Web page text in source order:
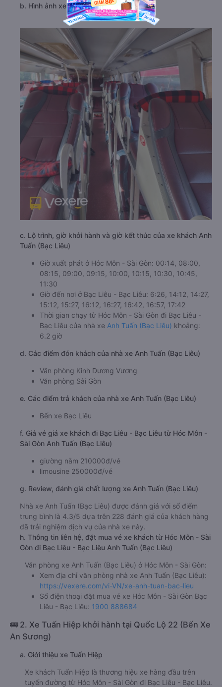
b. Hình ảnh xe Anh Tuấn (Bạc Liêu)
c. Lộ trình, giờ khởi hành và giờ kết thúc của xe khách Anh
Tuấn (Bạc Liêu)
Giờ xuất phát ở Hóc Môn - Sài Gòn: 00:14, 08:00,
08:15, 09:00, 09:15, 10:00, 10:15, 10:30, 10:45,
11:30
Giờ đến nơi ở Bạc Liêu - Bạc Liêu: 6:26, 14:12, 14:27,
15:12, 15:27, 16:12, 16:27, 16:42, 16:57, 17:42
Thời gian chạy từ Hóc Môn - Sài Gòn đi Bạc Liêu -
Bạc Liêu của nhà xe Anh Tuấn (Bạc Liêu) khoảng:
6.2 giờ
d. Các điểm đón khách của nhà xe Anh Tuấn (Bạc Liêu)
Văn phòng Kinh Dương Vương
Văn phòng Sài Gòn
e. Các điểm trả khách của nhà xe Anh Tuấn (Bạc Liêu)
Bến xe Bạc Liêu
f. Giá vé giá xe khách đi Bạc Liêu - Bạc Liêu từ Hóc Môn -
Sài Gòn Anh Tuấn (Bạc Liêu)
giường nằm 210000đ/vé
limousine 250000đ/vé
g. Review, đánh giá chất lượng xe Anh Tuấn (Bạc Liêu)
Nhà xe Anh Tuấn (Bạc Liêu) được đánh giá với số điểm
trung bình là 4.3/5 dựa trên 228 đánh giá của khách hàng
đã trải nghiệm dịch vụ của nhà xe này.
h. Thông tin liên hệ, đặt mua vé xe khách từ Hóc Môn - Sài
Gòn đi Bạc Liêu - Bạc Liêu Anh Tuấn (Bạc Liêu)
Văn phòng xe Anh Tuấn (Bạc Liêu) ở Hóc Môn - Sài Gòn:
Xem địa chỉ văn phòng nhà xe Anh Tuấn (Bạc Liêu):
https://vexere.com/vi-VN/xe-anh-tuan-bac-lieu
Số điện thoại đặt mua vé xe Hóc Môn - Sài Gòn Bạc
Liêu - Bạc Liêu: 1900 888684
🚌 2. Xe Tuấn Hiệp khởi hành tại Quốc Lộ 22 (Bến Xe
An Sương)
a. Giới thiệu xe Tuấn Hiệp
Xe khách Tuấn Hiệp là thương hiệu xe hàng đầu trên
tuyến đường từ Hóc Môn - Sài Gòn đi Bạc Liêu - Bạc Liêu.